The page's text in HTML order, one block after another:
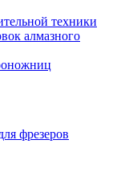
техники
алмазного
фрезеров